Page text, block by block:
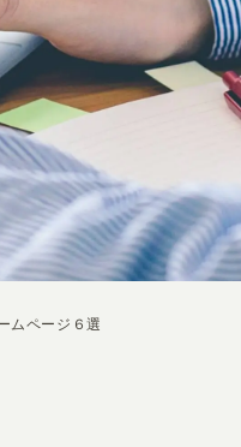
ムページ６選